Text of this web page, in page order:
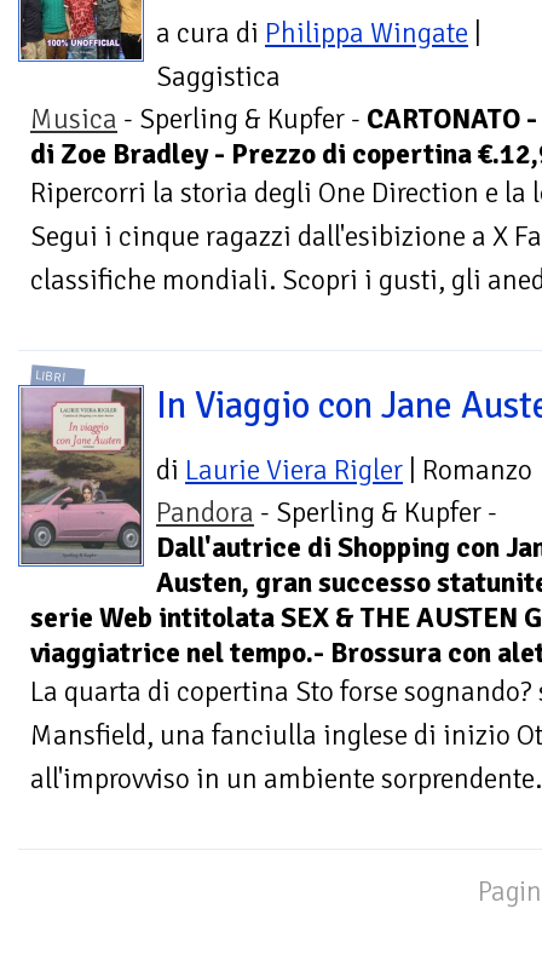
a cura di Philippa Wingate
Saggistica
Musica - Sperling & Kupfer -
di Zoe Bradley - Prezzo di copertina
Ripercorri la storia degli One Direction e la
Segui i cinque ragazzi dall'esibizione a X
classifiche mondiali. Scopri i gusti, gli
LIBRI
In Viaggio con Jane
di Laurie Viera Rigler | Romanzo
Pandora - Sperling & Kupfer -
Dall'autrice di Shopping con
Austen, gran successo
serie Web intitolata SEX & THE AUSTEN
viaggiatrice nel tempo.- Brossura con
La quarta di copertina Sto forse
Mansfield, una fanciulla inglese di inizio
all'improvviso in un ambiente